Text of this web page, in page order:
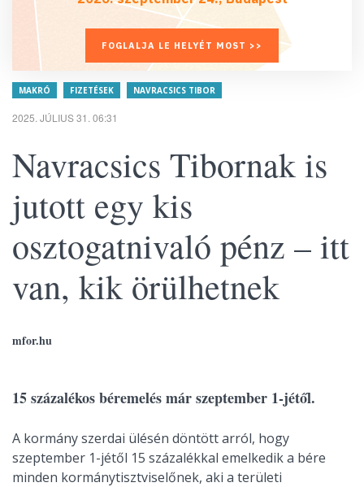
FOGLALJA LE HELYÉT MOST >>
MAKRÓ FIZETÉSEK NAVRACSICS TIBOR
2025. JÚLIUS 31. 06:31
Navracsics Tibornak is
jutott egy kis
osztogatnivaló pénz – itt
van, kik örülhetnek
mfor.hu
15 százalékos béremelés már szeptember 1-jétől.
A kormány szerdai ülésén döntött arról, hogy
szeptember 1-jétől 15 százalékkal emelkedik a bére
minden kormánytisztviselőnek, aki a területi